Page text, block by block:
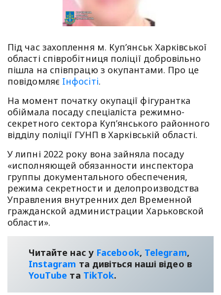
Під час захоплення м. Куп’янськ Харківської
області співробітниця поліції добровільно
пішла на співпрацю з окупантами. Про це
повідомляє Iнфосiтi.
На момент початку окупації фігурантка
обіймала посаду спеціаліста режимно-
секретного сектора Куп’янського районного
відділу поліції ГУНП в Харківській області.
У липні 2022 року вона зайняла посаду
«исполняющей обязанности инспектора
группы документального обеспечения,
режима секретности и делопроизводства
Управления внутренних дел Временной
гражданской администрации Харьковской
области».
Читайте нас у Facebook, Telegram,
Instagram та дивіться наші відео в
YouТube та TikTok.